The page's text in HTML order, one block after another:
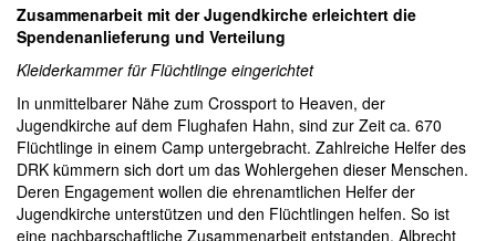
Zusammenarbeit mit der Jugendkirche erleichtert die
Spendenanlieferung und Verteilung
Kleiderkammer für Flüchtlinge eingerichtet
In unmittelbarer Nähe zum Crossport to Heaven, der
Jugendkirche auf dem Flughafen Hahn, sind zur Zeit ca. 670
Flüchtlinge in einem Camp untergebracht. Zahlreiche Helfer des
DRK kümmern sich dort um das Wohlergehen dieser Menschen.
Deren Engagement wollen die ehrenamtlichen Helfer der
Jugendkirche unterstützen und den Flüchtlingen helfen. So ist
eine nachbarschaftliche Zusammenarbeit entstanden. Albrecht